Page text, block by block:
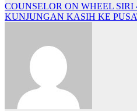
COUNSELOR ON WHEEL
KUNJUNGAN KASIH KE